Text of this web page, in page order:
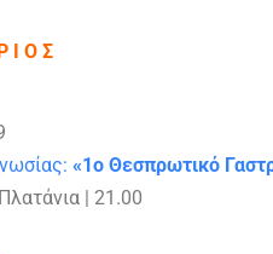
Ι Ο Σ
«1ο Θεσπρωτικό
| 21.00